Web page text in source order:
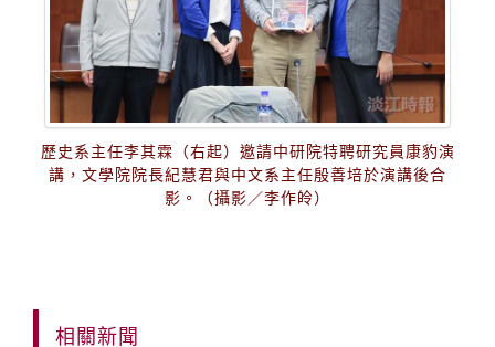
歷史系主任李其霖（右起）邀請中研院特聘研究員康豹演
講，文學院院長紀慧君與中文系主任殷善培於演講後合
影。（攝影／李作皊）
相關新聞